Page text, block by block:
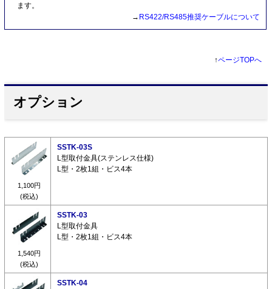
ます。
→ RS422/RS485推奨ケーブルについて
↑ページTOPへ
オプション
1,100円
(税込)
SSTK-03S
L型取付金具(ステンレス仕様)
L型・2枚1組・ビス4本
1,540円
(税込)
SSTK-03
L型取付金具
L型・2枚1組・ビス4本
SSTK-04